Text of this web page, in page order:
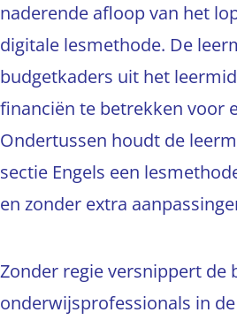
naderende afloop van het
digitale lesmethode. De
budgetkaders uit het
financiën te betrekken voor
Ondertussen houdt de
sectie Engels een
en zonder extra
Zonder regie versnippert de
onderwijsprofessionals in